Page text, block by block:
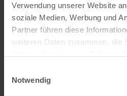
Verwendung unserer Website
soziale Medien, Werbung und
Partner führen diese
weiteren Daten zusammen, die
Notwendig